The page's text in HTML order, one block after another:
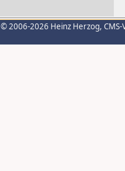
© 2006-2026 Heinz Herzog,